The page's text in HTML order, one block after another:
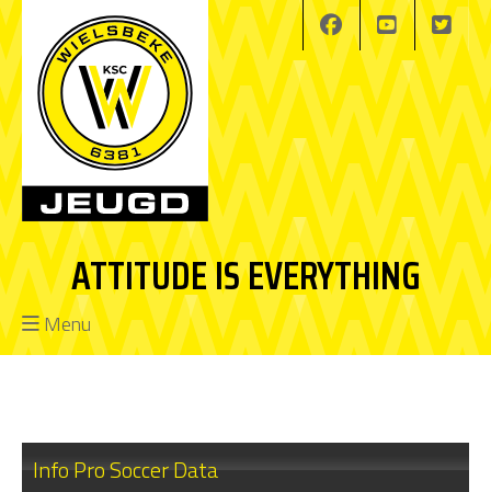
ATTITUDE IS EVERYTHING
Menu
Info Pro Soccer Data